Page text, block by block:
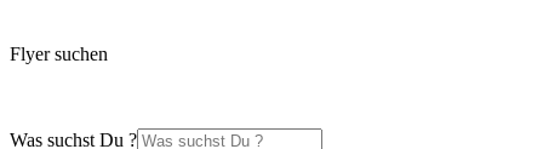
Flyer suchen
Was suchst Du ?